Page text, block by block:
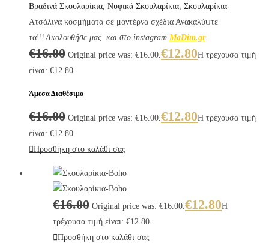
Βραδινά Σκουλαρίκια, Νυφικά Σκουλαρίκια, Σκουλαρίκια
Ατσάλινα κοσμήματα σε μοντέρνα σχέδια Ανακαλύψτε
τα!!!Aκολουθήσε μας και στο instagram MaDim.gr
€16.00 Original price was: €16.00.€12.80Η τρέχουσα τιμή
είναι: €12.80.
Άμεσα Διαθέσιμο
€16.00 Original price was: €16.00.€12.80Η τρέχουσα τιμή
είναι: €12.80.
Προσθήκη στο καλάθι σας
€16.00 Original price was: €16.00.€12.80Η
τρέχουσα τιμή είναι: €12.80.
Προσθήκη στο καλάθι σας